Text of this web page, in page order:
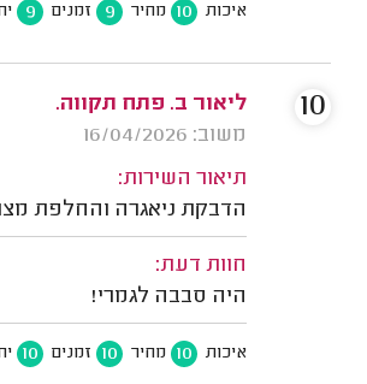
איכות 10 מחיר 9 זמנים 9
ליאור ב. פתח תקווה.
משוב: 16/04/2026
תיאור השירות:
הדבקת ניאגרה והחלפת
חוות דעת:
היה סבבה לגמרי!
איכות 10 מחיר 10 זמנים 10
10